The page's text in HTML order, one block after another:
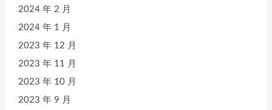
2024 年 2 月
2024 年 1 月
2023 年 12 月
2023 年 11 月
2023 年 10 月
2023 年 9 月